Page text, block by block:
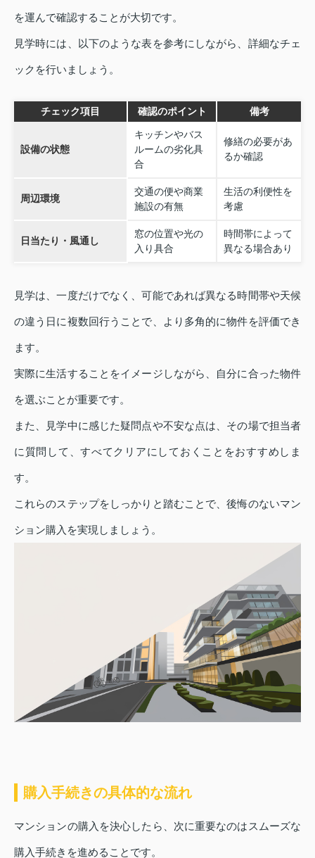
を運んで確認することが大切です。
見学時には、以下のような表を参考にしながら、詳細なチェ
ックを行いましょう。
チェック項目 確認のポイント 備考
設備の状態
キッチンやバス
ルームの劣化具
合
修繕の必要があ
るか確認
周辺環境
交通の便や商業
施設の有無
生活の利便性を
考慮
日当たり・風通し
窓の位置や光の
入り具合
時間帯によって
異なる場合あり
見学は、一度だけでなく、可能であれば異なる時間帯や天候
の違う日に複数回行うことで、より多角的に物件を評価でき
ます。
実際に生活することをイメージしながら、自分に合った物件
を選ぶことが重要です。
また、見学中に感じた疑問点や不安な点は、その場で担当者
に質問して、すべてクリアにしておくことをおすすめしま
す。
これらのステップをしっかりと踏むことで、後悔のないマン
ション購入を実現しましょう。
購入手続きの具体的な流れ
マンションの購入を決心したら、次に重要なのはスムーズな
購入手続きを進めることです。